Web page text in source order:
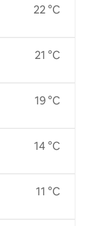
22 °C
21 °C
19 °C
14 °C
11 °C